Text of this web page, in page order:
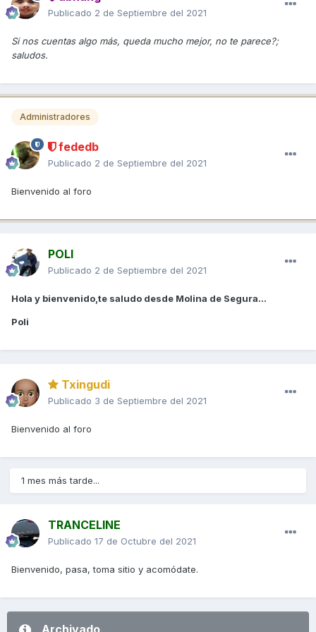
Publicado 2 de Septiembre del 2021
Si nos cuentas algo más, queda mucho mejor, no te parece?;
saludos.
Administradores
fededb
Publicado 2 de Septiembre del 2021
Bienvenido al foro
POLI
Publicado 2 de Septiembre del 2021
Hola y bienvenido,te saludo desde Molina de Segura...
Poli
Txingudi
Publicado 3 de Septiembre del 2021
Bienvenido al foro
1 mes más tarde...
TRANCELINE
Publicado 17 de Octubre del 2021
Bienvenido, pasa, toma sitio y acomódate.
Archivado